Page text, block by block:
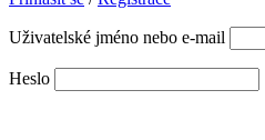
Uživatelské jméno nebo e-mail
Heslo